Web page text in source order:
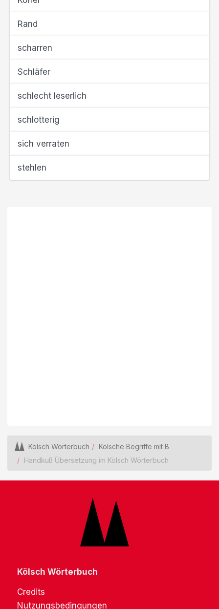
Rand
scharren
Schläfer
schlecht leserlich
schlotterig
sich verraten
stehlen
Kölsch Wörterbuch
Kölsche Begriffe mit B
Handkuß Übersetzung im Kölsch Wörterbuch
Kölsch Wörterbuch
Credits
Nutzungsbedingungen